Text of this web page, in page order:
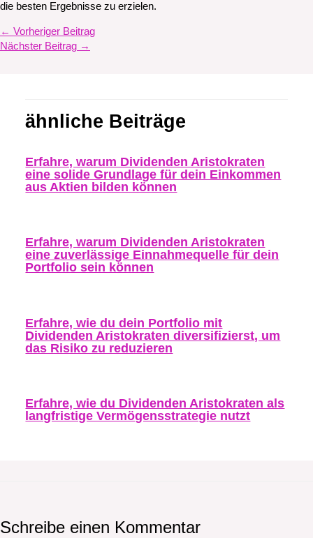
die besten Ergebnisse zu erzielen.
← Vorheriger Beitrag
Nächster Beitrag →
ähnliche Beiträge
Erfahre, warum Dividenden Aristokraten
eine solide Grundlage für dein Einkommen
aus Aktien bilden können
Erfahre, warum Dividenden Aristokraten
eine zuverlässige Einnahmequelle für dein
Portfolio sein können
Erfahre, wie du dein Portfolio mit
Dividenden Aristokraten diversifizierst, um
das Risiko zu reduzieren
Erfahre, wie du Dividenden Aristokraten als
langfristige Vermögensstrategie nutzt
Schreibe einen Kommentar